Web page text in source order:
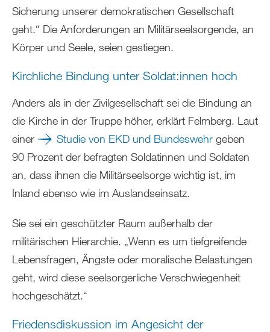
Sicherung unserer demokratischen Gesellschaft
geht.“ Die Anforderungen an Militärseelsorgende, an
Körper und Seele, seien gestiegen.
Kirchliche Bindung unter Soldat:innen hoch
Anders als in der Zivilgesellschaft sei die Bindung an
die Kirche in der Truppe höher, erklärt Felmberg. Laut
einer
Studie von EKD und Bundeswehr geben
90 Prozent der befragten Soldatinnen und Soldaten
an, dass ihnen die Militärseelsorge wichtig ist, im
Inland ebenso wie im Auslandseinsatz.
Sie sei ein geschützter Raum außerhalb der
militärischen Hierarchie. „Wenn es um tiefgreifende
Lebensfragen, Ängste oder moralische Belastungen
geht, wird diese seelsorgerliche Verschwiegenheit
hochgeschätzt.“
Friedensdiskussion im Angesicht der